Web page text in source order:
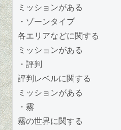
ミッションがある
・ゾーンタイプ
各エリアなどに関する
ミッションがある
・評判
評判レベルに関する
ミッションがある
・霧
霧の世界に関する